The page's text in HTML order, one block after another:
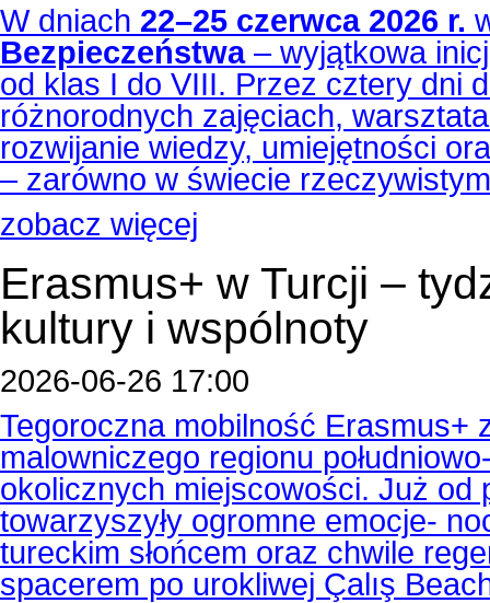
W dniach 22–25 czerwca 2026 r.
Bezpieczeństwa– wyjątkowa
od klas I do VIII. Przez cztery dni
różnorodnych zajęciach,
rozwijanie wiedzy, umiejętności
– zarówno w świecie
zobacz więcej
Erasmus+ w Turcji –
kultury i wspólnoty
2026-06-26 17:00
Tegoroczna mobilność Erasmus+
malowniczego regionu
okolicznych miejscowości. Już
towarzyszyły ogromne emocje-
tureckim słońcem oraz chwile
spacerem po urokliwej Çalış